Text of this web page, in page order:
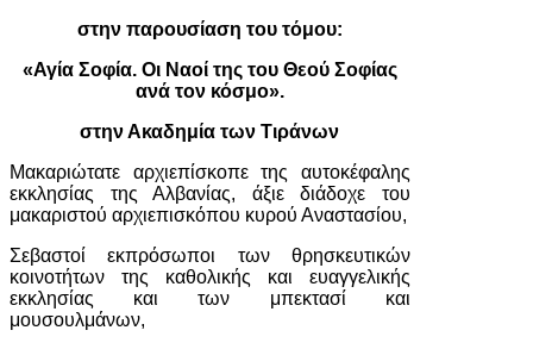
στην παρουσίαση του τόμου:
«Αγία Σοφία. Οι Ναοί της του Θεού Σοφίας
ανά τον κόσμο».
στην Ακαδημία των Τιράνων
Μακαριώτατε αρχιεπίσκοπε της αυτοκέφαλης
εκκλησίας της Αλβανίας, άξιε διάδοχε του
μακαριστού αρχιεπισκόπου κυρού Αναστασίου,
Σεβαστοί εκπρόσωποι των θρησκευτικών
κοινοτήτων της καθολικής και ευαγγελικής
εκκλησίας και των μπεκτασί και
μουσουλμάνων,